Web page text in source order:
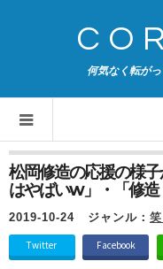
何気なく転が
松岡修造の応援の様
はやばいw」・「修造
2019-10-24 ジャンル：
Twitter Facebook